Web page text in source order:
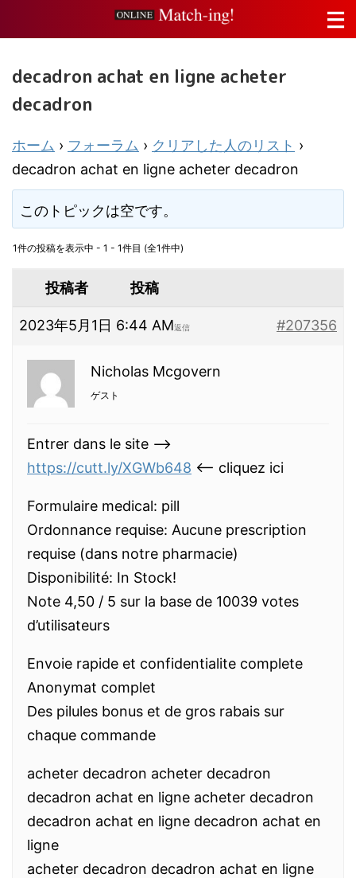
decadron achat en ligne acheter
decadron
ホーム › フォーラム › クリアした人のリスト ›
decadron achat en ligne acheter decadron
このトピックは空です。
1件の投稿を表示中 - 1 - 1件目 (全1件中)
投稿者 投稿
2023年5月1日 6:44 AM #207356
返信
Nicholas Mcgovern
ゲスト
Entrer dans le site —>
https://cutt.ly/XGWb648 <— cliquez ici
Formulaire medical: pill
Ordonnance requise: Aucune prescription
requise (dans notre pharmacie)
Disponibilité: In Stock!
Note 4,50 / 5 sur la base de 10039 votes
d’utilisateurs
Envoie rapide et confidentialite complete
Anonymat complet
Des pilules bonus et de gros rabais sur
chaque commande
acheter decadron acheter decadron
decadron achat en ligne acheter decadron
decadron achat en ligne decadron achat en
ligne
acheter decadron decadron achat en ligne